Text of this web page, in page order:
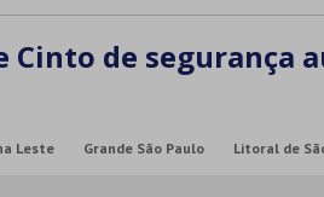
Cinto de segurança
Leste Grande São Paulo Litoral de